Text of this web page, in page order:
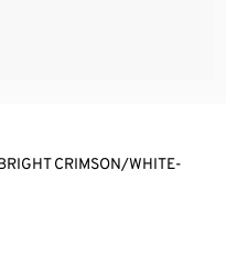
CRIMSON/WHITE-